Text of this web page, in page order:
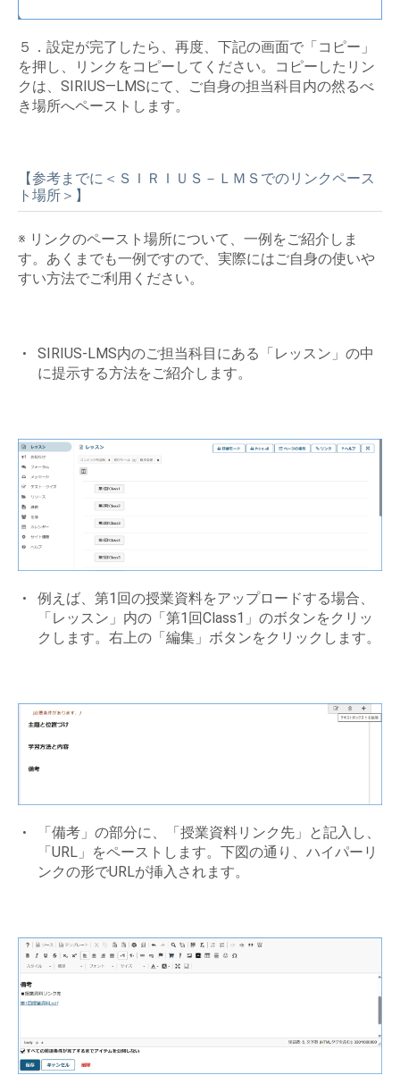
５．設定が完了したら、再度、下記の画面で「コピー」
を押し、リンクをコピーしてください。コピーしたリン
クは、SIRIUS―LMSにて、ご自身の担当科目内の然るべ
き場所へペーストします。
【参考までに＜ＳＩＲＩＵＳ－ＬＭＳでのリンクペース
ト場所＞】
※ リンクのペースト場所について、一例をご紹介しま
す。あくまでも一例ですので、実際にはご自身の使いや
すい方法でご利用ください。
SIRIUS-LMS内のご担当科目にある「レッスン」の中
に提示する方法をご紹介します。
例えば、第1回の授業資料をアップロードする場合、
「レッスン」内の「第1回Class1」のボタンをクリッ
クします。右上の「編集」ボタンをクリックします。
「備考」の部分に、「授業資料リンク先」と記入し、
「URL」をペーストします。下図の通り、ハイパーリ
ンクの形でURLが挿入されます。